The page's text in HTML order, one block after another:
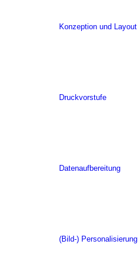
Konzeption und Layout
Druckvorstufe
Datenaufbereitung
(Bild-) Personalisierung